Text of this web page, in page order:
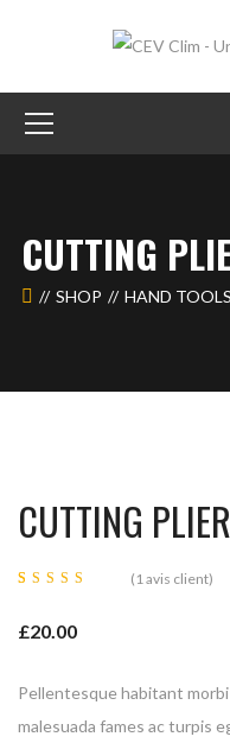
CUTTING
SHOP HAND TOOLS
CUTTING
5 basé
sur
( 1avis client)
£20.00
Pellentesque habitant
malesuada fames ac turpis